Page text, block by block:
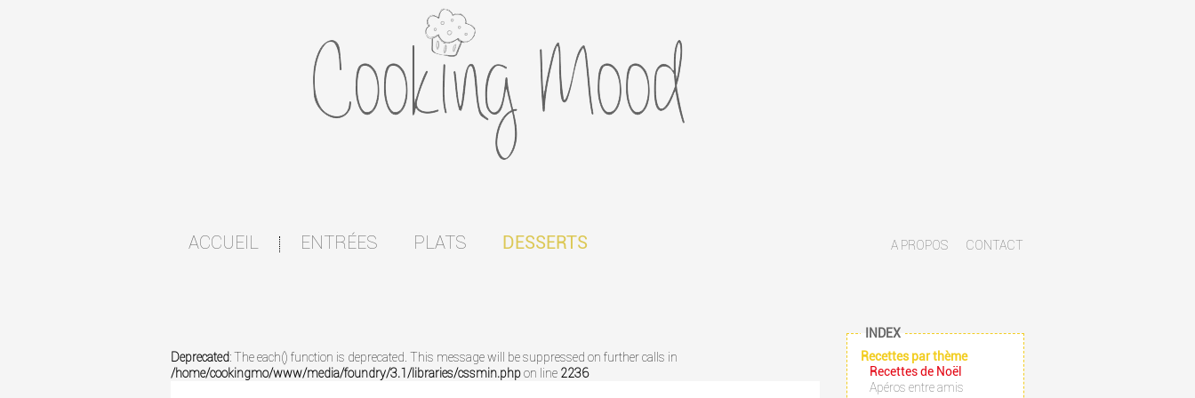
ACCUEIL ENTRÉES PLATS DESSERTS A PROPOS CONTACT
Deprecated: The each() function is deprecated. This message will be suppressed on further calls in
/home/cookingmo/www/media/foundry/3.1/libraries/cssmin.phpon line 2236
INDEX
Recettes par thème
Recettes de Noël
Apéros entre amis